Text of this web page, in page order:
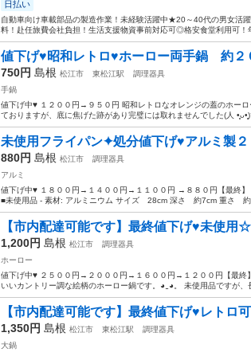
日払い
自動車向け車載部品の製造作業！未経験活躍中★20～40代の男女活
料！赴任旅費会社負担！生活支援物資事前対応可◎格安食堂利用可！
値下げ♥昭和レトロ♥ホーロー両手鍋 約２
750円 島根 松江市 東松江駅
調理器具
手鍋
値下げ中♥ １２００円→９５０円 昭和レトロなオレンジの蓋のホー
ておりますが、底に焦げた跡があり完璧には取れませんでした(⁠人⁠ ⁠•͈⁠ᴗ⁠•͈⁠)
未使用フライパン✦処分値下げ♥アルミ製
880円 島根 松江市
調理器具
アルミ
値下げ中♥ １８００円→１４００円→１１００円 →８８０円【最終】
■未使用品 - 素材: アルミニウム サイズ 28cm 深さ 約7cm 重さ 約
【市内配達可能です】最終値下げ♥未使用
1,200円 島根 松江市
調理器具
ホーロー
値下げ中♥ ２５００円→２０００円→１６００円→１２００円【最終
いいカントリー調な絵柄のホーロー鍋です。⁠◕⁠‿⁠◕⁠。 未使用品ですが、
【市内配達可能です】最終値下げ♥レトロ
1,350円 島根 松江市 東松江駅
調理器具
大鍋